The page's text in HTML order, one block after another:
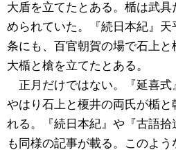
大盾を立てたとある。楯は武
められていた。『続日本紀』天
条にも、百官朝賀の場で石上
大楯と槍を立てたとある。
正月だけではない。『延喜式
やはり石上と榎井の両氏が楯と
れる。『続日本紀』や『古語
も同様の記事が載る。このよ